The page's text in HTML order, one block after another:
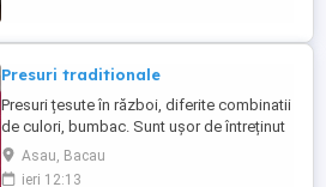
Presuri traditionale
Presuri țesute în război, diferite combinatii
de culori, bumbac. Sunt ușor de întreținut
(se spala la masina), lungime la alegere,
latime 0,7m. Avem multe variante de forme
Asau, Bacau
ieri 12:13